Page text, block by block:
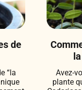
de
“la
Avez-
plante